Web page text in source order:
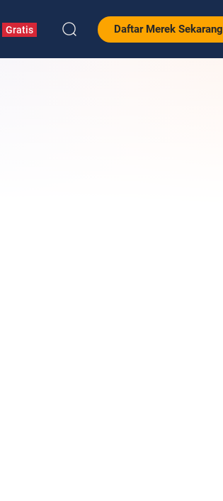
Gratis Daftar Merek Sekarang